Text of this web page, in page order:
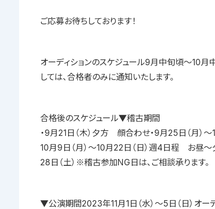
ご応募お待ちしております！
オーディションのスケジュール9月中旬頃〜10
しては、合格者のみに通知いたします。
合格後のスケジュール▼稽古期間
・9月21日（木）夕方 顔合わせ・9月25日（月）
10月9日（月）〜10月22日（日）週4日程 お昼〜
28日（土）※稽古参加NG日は、ご相談承ります。
▼公演期間2023年11月1日（水）〜5日（日）オー